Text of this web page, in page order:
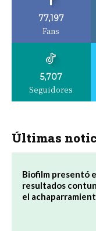
77,197
Fans
5,707
Seguidores
Últimas
Biofilm presentó
resultados
el